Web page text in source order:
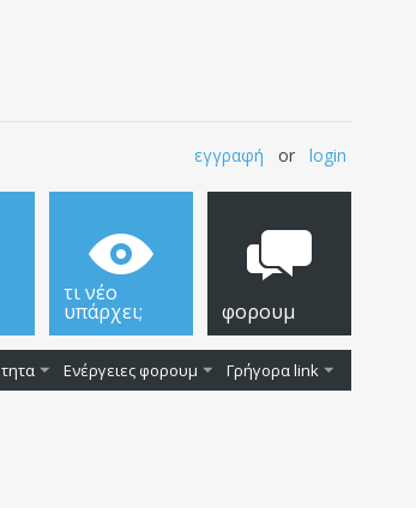
εγγραφή or login
τι νέο
υπάρχει; φορουμ
Ενέργειες φορουμ Γρήγορα link